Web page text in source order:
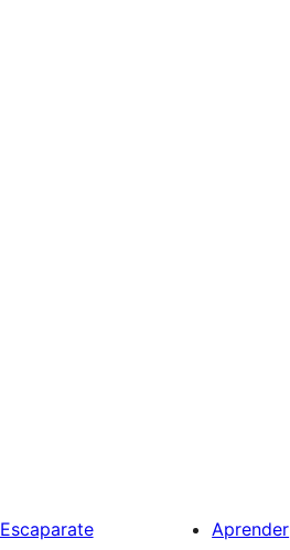
Escaparate Aprender